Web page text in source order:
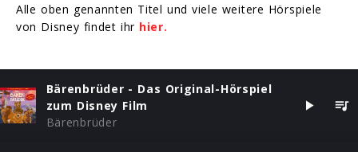
Alle oben genannten Titel und viele weitere Hörspiele
von Disney findet ihr hier.
Bärenbrüder - Das Original-Hörspiel
zum Disney Film
Bärenbrüder